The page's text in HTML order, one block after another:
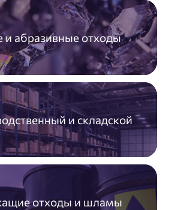
абразивные отходы
и складской
отходы и шламы